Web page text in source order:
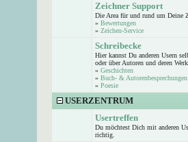
Zeichner Support
Die Area für und rund um Deine
» Bewertungen
» Zeichen-Service
Schreibecke
Hier kannst Du anderen Usern
oder über Autoren und deren
» Geschichten
» Buch- & Autorenbesprechungen
» Poesie
USERZENTRUM
Usertreffen
Du möchtest Dich mit anderen
richtig.